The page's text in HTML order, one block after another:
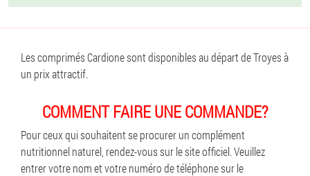
Les comprimés Cardione sont disponibles au départ de Troyes à
un prix attractif.
COMMENT FAIRE UNE COMMANDE?
Pour ceux qui souhaitent se procurer un complément
nutritionnel naturel, rendez-vous sur le site officiel. Veuillez
entrer votre nom et votre numéro de téléphone sur le